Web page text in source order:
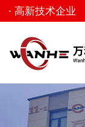
· 高新技术企业